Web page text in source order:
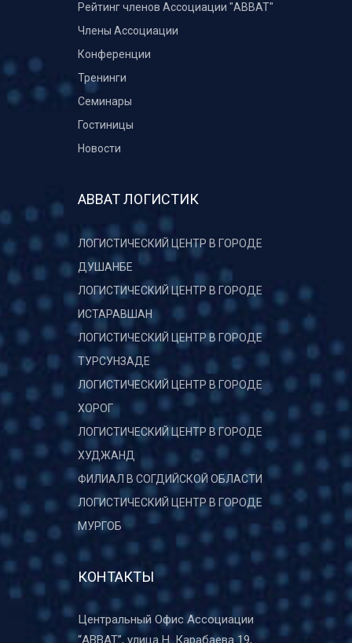
Рейтинг членов Ассоциации "АВВАТ"
Члены Ассоциации
Конференции
Тренинги
Семинары
Гостиницы
Новости
АВВАТ ЛОГИСТИК
ЛОГИСТИЧЕСКИЙ ЦЕНТР В ГОРОДЕ
ДУШАНБЕ
ЛОГИСТИЧЕСКИЙ ЦЕНТР В ГОРОДЕ
ИСТАРАВШАН
ЛОГИСТИЧЕСКИЙ ЦЕНТР В ГОРОДЕ
ТУРСУНЗАДЕ
ЛОГИСТИЧЕСКИЙ ЦЕНТР В ГОРОДЕ
ХОРОГ
ЛОГИСТИЧЕСКИЙ ЦЕНТР В ГОРОДЕ
ХУДЖАНД
ФИЛИАЛ В СОГДИЙСКОЙ ОБЛАСТИ
ЛОГИСТИЧЕСКИЙ ЦЕНТР В ГОРОДЕ
МУРГОБ
КОНТАКТЫ
Центральный Офис Ассоциации
“ABBAT”, улица Н. Карабаева 19,